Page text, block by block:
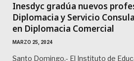
Inesdyc gradúa nuevos
Diplomacia y Servicio
en Diplomacia Comercial
MARZO 25, 2024
Santo Domingo.- El Instituto de